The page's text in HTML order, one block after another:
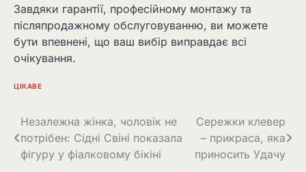
Завдяки гарантії, професійному монтажу та
післяпродажному обслуговуванню, ви можете
бути впевнені, що ваш вибір виправдає всі
очікування.
ЦІКАВЕ
Навігація
записів
Незалежна жінка, чоловік не
потрібен: Сідні Свіні показала
фігуру у фіалковому бікіні
Сережки клевер
– прикраса, яка
приносить Удачу